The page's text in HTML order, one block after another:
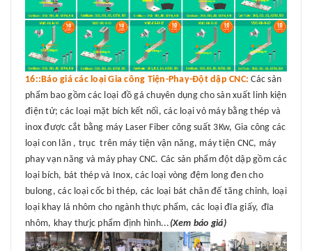
16::Báo giá các loại Gia công Tiện-Phay-Đột dập CNC: Các sản
phẩm bao gồm các loại đồ gá chuyên dụng cho sản xuất linh kiện
điện tử; các loại mặt bích kết nối, các loại vỏ máy bằng thép và
inox được cắt bằng máy Laser Fiber công suất 3Kw, Gia công các
loại con lăn , trục trên máy tiện vận năng, máy tiện CNC, máy
phay vạn năng và máy phay CNC. Các sản phẩm đột dập gồm các
loại bích, bát thép và Inox, các loại vòng đệm long đen cho
bulong, các loại cốc bi thép, các loại bát chân đế tăng chỉnh, loại
loại khay lá nhôm cho ngành thực phẩm, các loại đĩa giấy, đĩa
nhôm, khay thưjc phẩm định hình... (Xem báo giá)